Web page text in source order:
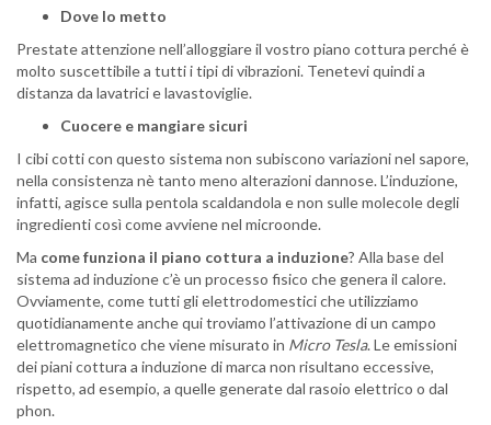
Dove lo metto
Prestate attenzione nell’alloggiare il vostro piano cottura perché è
molto suscettibile a tutti i tipi di vibrazioni. Tenetevi quindi a
distanza da lavatrici e lavastoviglie.
Cuocere e mangiare sicuri
I cibi cotti con questo sistema non subiscono variazioni nel sapore,
nella consistenza nè tanto meno alterazioni dannose. L’induzione,
infatti, agisce sulla pentola scaldandola e non sulle molecole degli
ingredienti così come avviene nel microonde.
Ma come funziona il piano cottura a induzione? Alla base del
sistema ad induzione c’è un processo fisico che genera il calore.
Ovviamente, come tutti gli elettrodomestici che utilizziamo
quotidianamente anche qui troviamo l’attivazione di un campo
elettromagnetico che viene misurato in Micro Tesla. Le emissioni
dei piani cottura a induzione di marca non risultano eccessive,
rispetto, ad esempio, a quelle generate dal rasoio elettrico o dal
phon.